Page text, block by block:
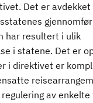
Det er
har resultert i ulik
i statene. Det er
i direktivet er
av enkelte